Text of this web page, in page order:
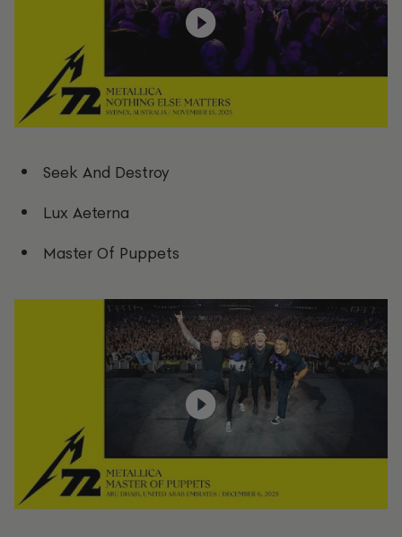
Seek And Destroy
Lux Aeterna
Master Of Puppets